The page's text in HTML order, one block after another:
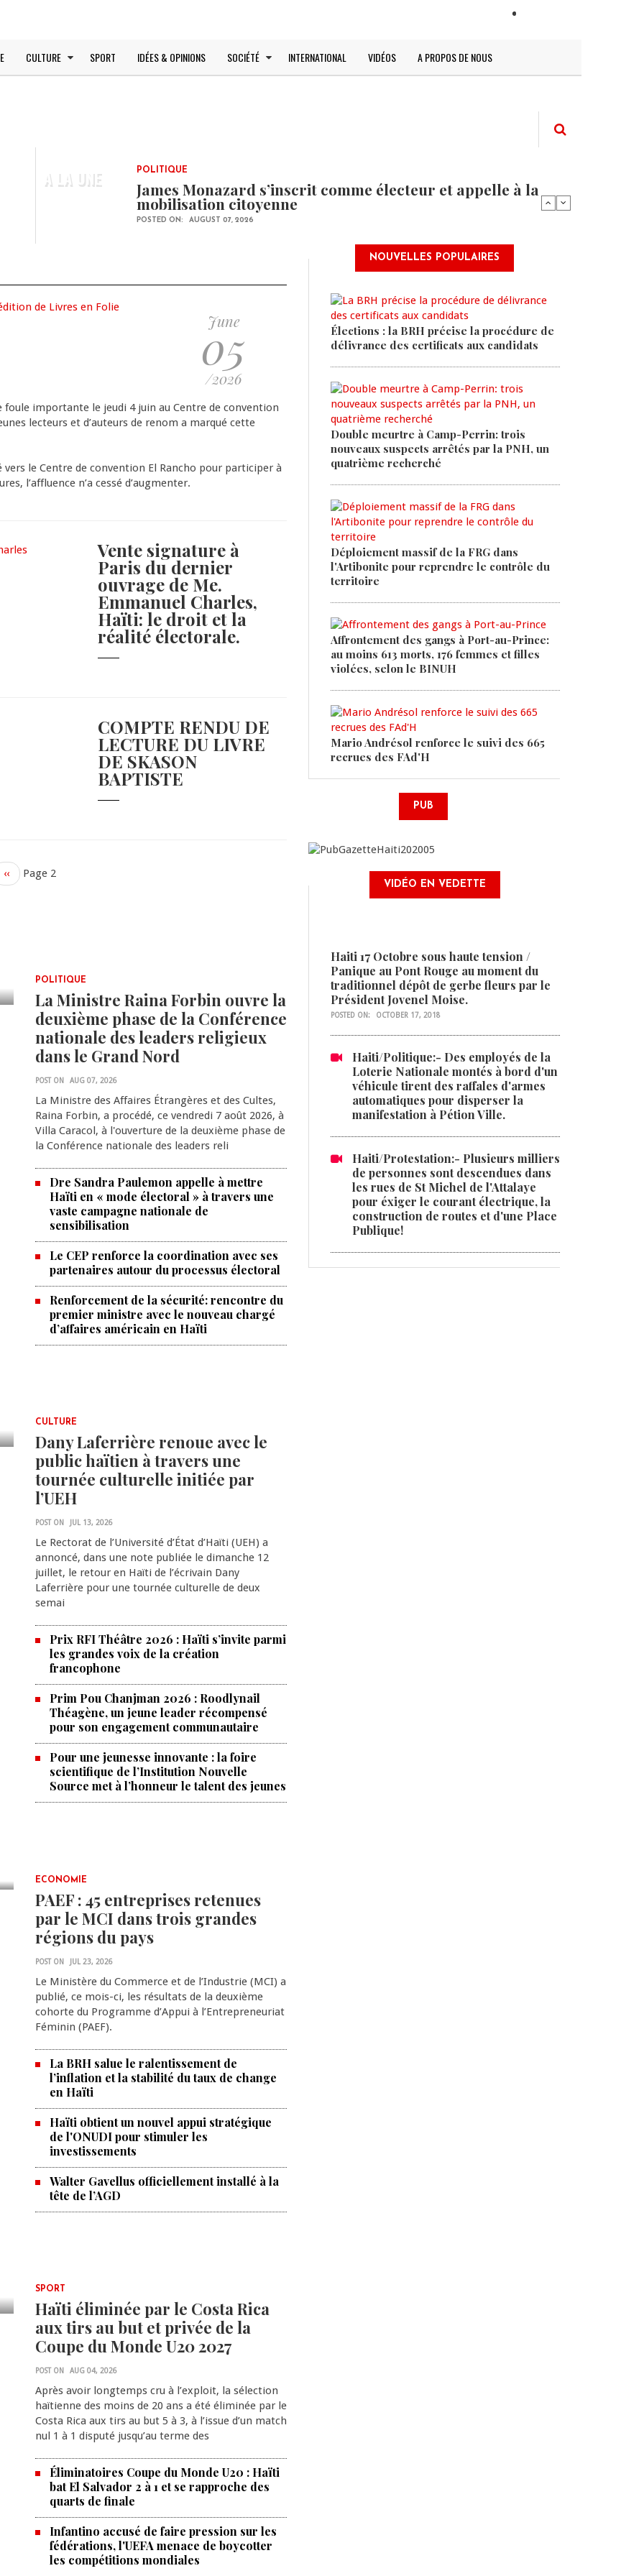
CULTURE SPORT IDÉES & OPINIONS SOCIÉTÉ INTERNATIONAL VIDÉOS A PROPOS DE NOUS
A LA UNE POLITIQUE
James Monazard s’inscrit comme électeur et appelle à la
mobilisation citoyenne
POSTED ON: AUGUST 07, 2026
June
05
/2026
foule importante le jeudi 4 juin au Centre de convention
lecteurs et d’auteurs de renom a marqué cette
le Centre de convention El Rancho pour participer à
l’affluence n’a cessé d’augmenter.
Vente signature à
Paris du dernier
ouvrage de Me.
Emmanuel Charles,
Haïti: le droit et la
réalité électorale.
COMPTE RENDU DE
LECTURE DU LIVRE
DE SKASON
BAPTISTE
Previous
page
‹‹ Page 2
POLITIQUE
La Ministre Raina Forbin ouvre la
deuxième phase de la Conférence
nationale des leaders religieux
dans le Grand Nord
POST ON AUG 07, 2026
La Ministre des Affaires Étrangères et des Cultes,
Raina Forbin, a procédé, ce vendredi 7 août 2026, à
Villa Caracol, à l'ouverture de la deuxième phase de
la Conférence nationale des leaders reli
Dre Sandra Paulemon appelle à mettre
Haïti en « mode électoral » à travers une
vaste campagne nationale de
sensibilisation
Le CEP renforce la coordination avec ses
partenaires autour du processus électoral
Renforcement de la sécurité: rencontre du
premier ministre avec le nouveau chargé
d’affaires américain en Haïti
CULTURE
Dany Laferrière renoue avec le
public haïtien à travers une
tournée culturelle initiée par
l’UEH
POST ON JUL 13, 2026
Le Rectorat de l’Université d’État d’Haïti (UEH) a
annoncé, dans une note publiée le dimanche 12
juillet, le retour en Haïti de l’écrivain Dany
Laferrière pour une tournée culturelle de deux
semai
Prix RFI Théâtre 2026 : Haïti s’invite parmi
les grandes voix de la création
francophone
Prim Pou Chanjman 2026 : Roodlynail
Théagène, un jeune leader récompensé
pour son engagement communautaire
Pour une jeunesse innovante : la foire
scientifique de l’Institution Nouvelle
Source met à l’honneur le talent des jeunes
ECONOMIE
PAEF : 45 entreprises retenues
par le MCI dans trois grandes
régions du pays
POST ON JUL 23, 2026
Le Ministère du Commerce et de l’Industrie (MCI) a
publié, ce mois-ci, les résultats de la deuxième
cohorte du Programme d’Appui à l’Entrepreneuriat
Féminin (PAEF).
La BRH salue le ralentissement de
l’inflation et la stabilité du taux de change
en Haïti
Haïti obtient un nouvel appui stratégique
de l'ONUDI pour stimuler les
investissements
Walter Gavellus officiellement installé à la
tête de l’AGD
SPORT
Haïti éliminée par le Costa Rica
aux tirs au but et privée de la
Coupe du Monde U20 2027
POST ON AUG 04, 2026
Après avoir longtemps cru à l’exploit, la sélection
haïtienne des moins de 20 ans a été éliminée par le
Costa Rica aux tirs au but 5 à 3, à l’issue d’un match
nul 1 à 1 disputé jusqu’au terme des
Éliminatoires Coupe du Monde U20 : Haïti
bat El Salvador 2 à 1 et se rapproche des
quarts de finale
Infantino accusé de faire pression sur les
fédérations, l'UEFA menace de boycotter
les compétitions mondiales
NOUVELLES POPULAIRES
Élections : la BRH précise la procédure de
délivrance des certificats aux candidats
Double meurtre à Camp-Perrin: trois
nouveaux suspects arrêtés par la PNH, un
quatrième recherché
Déploiement massif de la FRG dans
l'Artibonite pour reprendre le contrôle du
territoire
Affrontement des gangs à Port-au-Prince:
au moins 613 morts, 176 femmes et filles
violées, selon le BINUH
Mario Andrésol renforce le suivi des 665
recrues des FAd'H
PUB
VIDÉO EN VEDETTE
Haiti 17 Octobre sous haute tension /
Panique au Pont Rouge au moment du
traditionnel dépôt de gerbe fleurs par le
Président Jovenel Moise.
POSTED ON: OCTOBER 17, 2018
Haiti/Politique:- Des employés de la
Loterie Nationale montés à bord d'un
véhicule tirent des raffales d'armes
automatiques pour disperser la
manifestation à Pétion Ville.
Haiti/Protestation:- Plusieurs milliers
de personnes sont descendues dans
les rues de St Michel de l'Attalaye
pour éxiger le courant électrique, la
construction de routes et d'une Place
Publique!